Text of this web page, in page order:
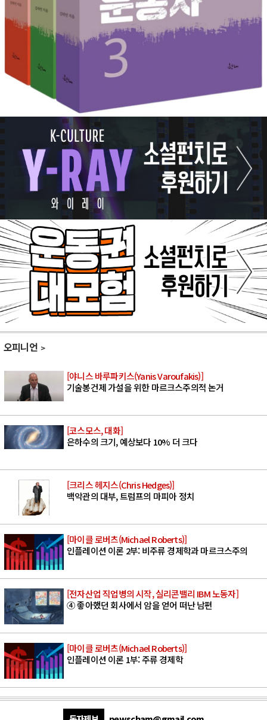
오피니언
[야니스 바루파키스(Yanis Varoufakis)]
기술봉건제 가설을 위한 마르크스주의적 논거
[코스모스, 대화]
은하수의 크기, 예상보다 10% 더 크다
[크리스 헤지스(Chris Hedges)]
백악관의 대부, 트럼프의 마피아 정치
[마이클 로버츠(Michael Roberts)]
인플레이션 이론 2부: 비주류 경제학과 마르크스주의
[전자산업 직업병의 시작, 실리콘밸리 IBM 노동자]
④ 좋아했던 회사에서 암을 얻어 떠난 남편
[마이클 로버츠(Michael Roberts)]
인플레이션 이론 1부: 주류 경제학